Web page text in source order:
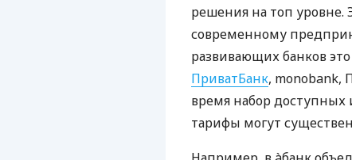
решения на топ уровне.
современному
развивающих банков
ПриватБанк, monobank,
время набор доступных
тарифы могут